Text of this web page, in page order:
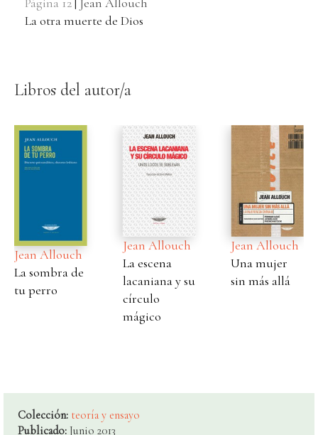
La otra muerte de Dios
Libros del autor/a
Allouch
sombra de
perro
Jean Allouch
La escena
lacaniana y su
círculo
mágico
Jean Allouch
Una mujer
sin más allá
Colección: teoría y ensayo
Publicado: Junio 2013